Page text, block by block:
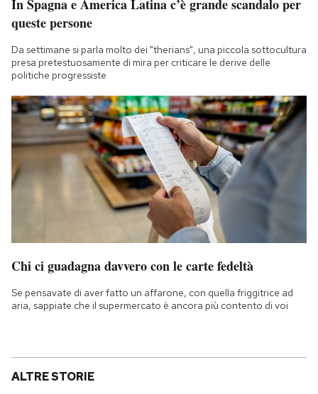
In Spagna e America Latina c’è grande scandalo per
queste persone
Da settimane si parla molto dei "therians", una piccola sottocultura
presa pretestuosamente di mira per criticare le derive delle
politiche progressiste
Chi ci guadagna davvero con le carte fedeltà
Se pensavate di aver fatto un affarone, con quella friggitrice ad
aria, sappiate che il supermercato è ancora più contento di voi
ALTRE STORIE